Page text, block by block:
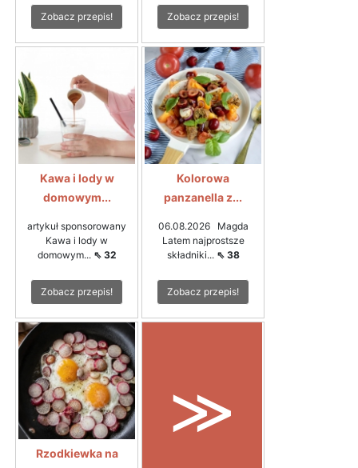
Zobacz przepis! Zobacz przepis!
Kawa i lody w
domowym...
artykuł sponsorowany
Kawa i lody w
domowym... ⇖ 32
Zobacz przepis!
Kolorowa
panzanella z...
06.08.2026 Magda
Latem najprostsze
składniki... ⇖ 38
Zobacz przepis!
Rzodkiewka na
≫